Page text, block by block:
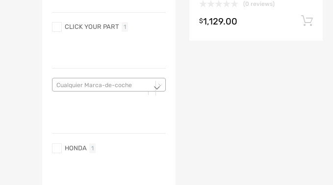
(0 reviews)
$1,129.00
CLICK YOUR PART 1
Cualquier Marca-de-coche
HONDA 1